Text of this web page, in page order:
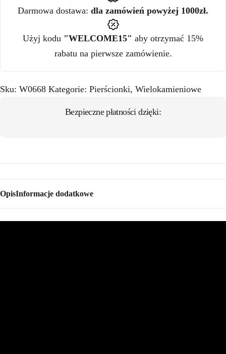
Darmowa dostawa: dla zamówień powyżej 1000zł.
Użyj kodu "WELCOME15" aby otrzymać 15%
rabatu na pierwsze zamówienie.
Sku: W0668 Kategorie: Pierścionki, Wielokamieniowe
Bezpieczne płatności dzięki:
OpisInformacje dodatkowe